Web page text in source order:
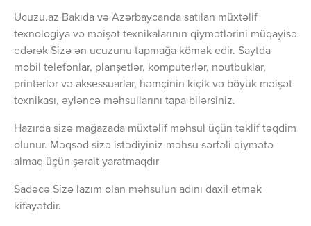
Ucuzu.az Bakıda və Azərbaycanda satılan müxtəlif
texnologiya və məişət texnikalarının qiymətlərini müqayisə
edərək Sizə ən ucuzunu tapmağa kömək edir. Saytda
mobil telefonlar, planşetlər, komputerlər, noutbuklar,
printerlər və aksessuarlar, həmçinin kiçik və böyük məişət
texnikası, əyləncə məhsullarını tapa bilərsiniz.
Hazırda sizə mağazada müxtəlif məhsul üçün təklif təqdim
olunur. Məqsəd sizə istədiyiniz məhsu sərfəli qiymətə
almaq üçün şərait yaratmaqdır
Sadəcə Sizə lazım olan məhsulun adını daxil etmək
kifayətdir.